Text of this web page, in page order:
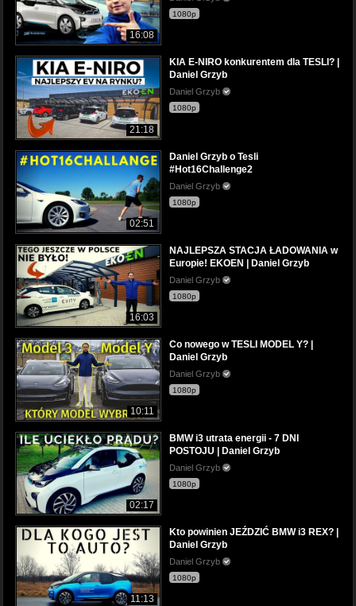
16:08
1080p
21:18
KIA E-NIRO konkurentem dla TESLI? |
Daniel Grzyb
Daniel Grzyb
1080p
02:51
Daniel Grzyb o Tesli
#Hot16Challenge2
Daniel Grzyb
1080p
16:03
NAJLEPSZA STACJA ŁADOWANIA w
Europie! EKOEN | Daniel Grzyb
Daniel Grzyb
1080p
10:11
Co nowego w TESLI MODEL Y? |
Daniel Grzyb
Daniel Grzyb
1080p
02:17
BMW i3 utrata energii - 7 DNI
POSTOJU | Daniel Grzyb
Daniel Grzyb
1080p
11:13
Kto powinien JEŹDZIĆ BMW i3 REX? |
Daniel Grzyb
Daniel Grzyb
1080p